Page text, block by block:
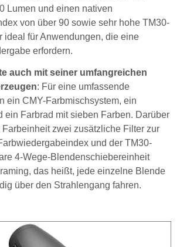
Lumen und einen nativen
von über 90 sowie sehr hohe TM30-
ideal für Anwendungen, die eine
erfordern.
auch mit seiner umfangreichen
: Für eine umfassende
ein CMY-Farbmischsystem, ein
ein Farbrad mit sieben Farben. Darüber
Farbeinheit zwei zusätzliche Filter zur
und der TM30-
4-Wege-Blendenschiebereinheit
das heißt, jede einzelne Blende
über den Strahlengang fahren.